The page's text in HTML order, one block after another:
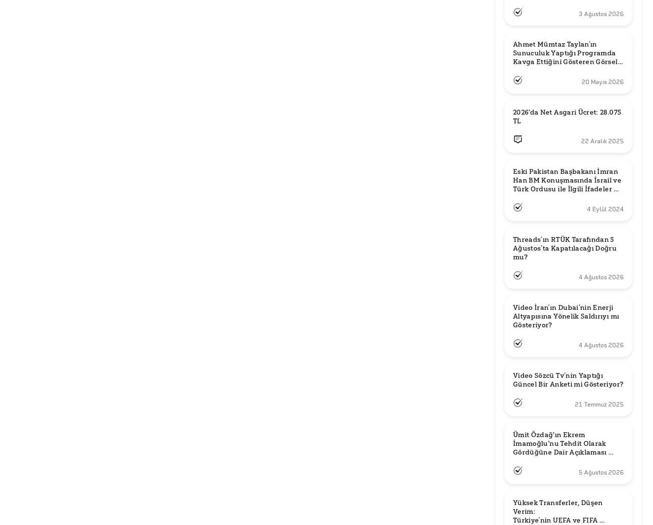
3 Ağustos 2026
Ahmet Mümtaz Taylan’ın
Sunuculuk Yaptığı Programda
Kavga Ettiğini Gösteren Görsel
20 Mayıs 2026
2026'da Net Asgari Ücret: 28.075
TL
22 Aralık 2025
Eski Pakistan Başbakanı İmran
Han BM Konuşmasında İsrail ve
Türk Ordusu ile İlgili İfadeler mi
4 Eylül 2024
Threads’ın RTÜK Tarafından 5
Ağustos’ta Kapatılacağı Doğru
mu?
4 Ağustos 2026
Video İran’ın Dubai’nin Enerji
Altyapısına Yönelik Saldırıyı mı
Gösteriyor?
4 Ağustos 2026
Video Sözcü Tv’nin Yaptığı
Güncel Bir Anketi mi Gösteriyor?
21 Temmuz 2025
Ümit Özdağ'ın Ekrem
İmamoğlu'nu Tehdit Olarak
Gördüğüne Dair Açıklaması
5 Ağustos 2026
Yüksek Transferler, Düşen
Verim:
Türkiye’nin UEFA ve FIFA